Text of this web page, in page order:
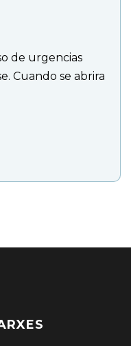
de urgencias
Cuando se abrira